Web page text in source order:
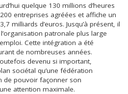
quelque 130 millions d’heures
entreprises agréées et affiche un
milliards d’euros. Jusqu’à présent, il
patronale plus large
Cette intégration a été
de nombreuses années.
devenu si important,
sociétal qu’une fédération
de pouvoir façonner son
attention maximale.